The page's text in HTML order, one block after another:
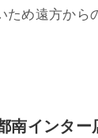
ため遠方から
南インタ